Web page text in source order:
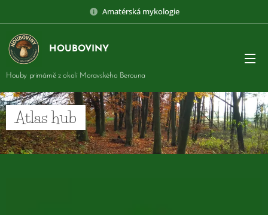
Amatérská mykologie
HOUBOVINY
Houby primárně z okolí Moravského Berouna
Atlas hub